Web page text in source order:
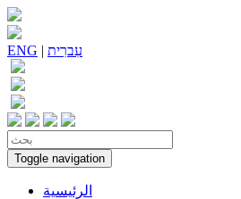
ENG | עִברִית
Toggle navigation
الرئيسية